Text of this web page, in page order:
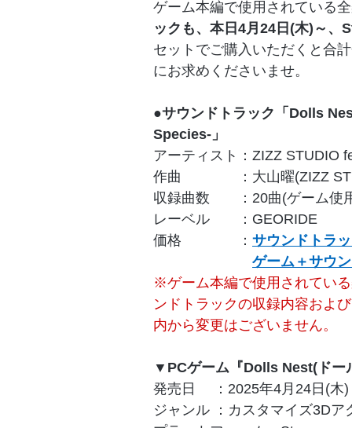
ゲーム本編で使用されている
ックも、本日4月24日(木)～、
セットでご購入いただくと合
にお求めくださいませ。
●サウンドトラック「Dolls
Species-」
アーティスト：ZIZZ STUDIO
作曲 ：大山曜(ZIZZ
収録曲数 ：20曲(ゲーム使
レーベル ：GEORIDE
価格 ： サウンドトラ
ゲーム＋サウ
※ゲーム本編で使用されてい
ンドトラックの収録内容およ
内から変更はございません。
▼PCゲーム『Dolls Nest(ドー
発売日 ：2025年4月24日(木)
ジャンル ：カスタマイズ3Dア